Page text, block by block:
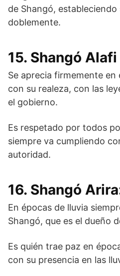
de Shangó,
doblemente.
15. Shangó
Se aprecia firmemente
con su realeza, con las
el gobierno.
Es respetado por todos
siempre va cumpliendo
autoridad.
16. Shangó
En épocas de lluvia
Shangó, que es el dueño
Es quién trae paz en
con su presencia en las